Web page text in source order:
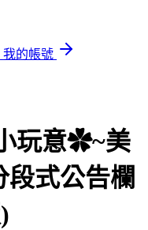
我的帳號
玩意✿~美
段式公告欄